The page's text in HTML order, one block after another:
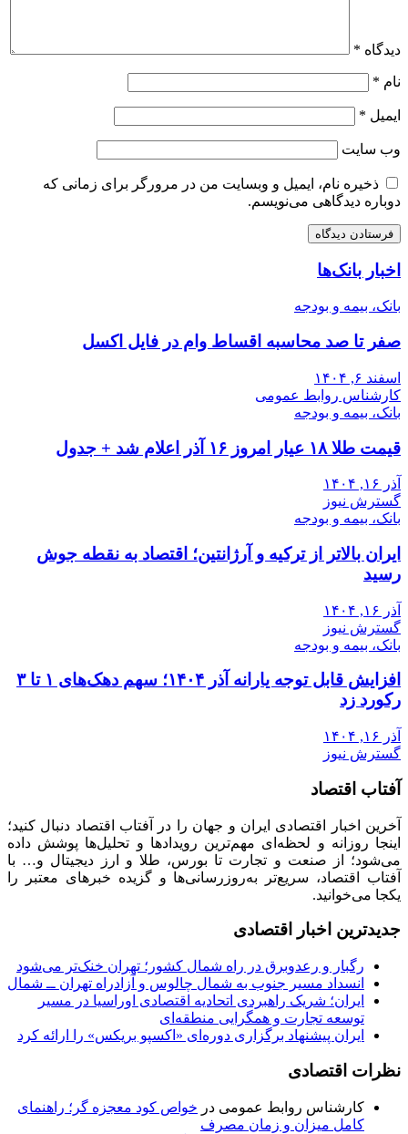
دیدگاه *
نام *
ایمیل *
وب‌ سایت
ذخیره نام، ایمیل و وبسایت من در مرورگر برای زمانی که
دوباره دیدگاهی می‌نویسم.
اخبار بانک‌ها
بانک، بیمه و بودجه
صفر تا صد محاسبه اقساط وام در فایل اکسل
اسفند ۶, ۱۴۰۴
کارشناس روابط عمومی
بانک، بیمه و بودجه
قیمت طلا ۱۸ عیار امروز ۱۶ آذر اعلام شد + جدول
آذر ۱۶, ۱۴۰۴
گسترش نیوز
بانک، بیمه و بودجه
ایران بالاتر از ترکیه و آرژانتین؛ اقتصاد به نقطه جوش
رسید
آذر ۱۶, ۱۴۰۴
گسترش نیوز
بانک، بیمه و بودجه
افزایش قابل توجه یارانه آذر ۱۴۰۴؛ سهم دهک‌های ۱ تا ۳
رکورد زد
آذر ۱۶, ۱۴۰۴
گسترش نیوز
آفتاب اقتصاد
آخرین اخبار اقتصادی ایران و جهان را در آفتاب اقتصاد دنبال کنید؛
اینجا روزانه و لحظه‌ای مهم‌ترین رویدادها و تحلیل‌ها پوشش داده
می‌شود؛ از صنعت و تجارت تا بورس، طلا و ارز دیجیتال و… با
آفتاب اقتصاد، سریع‌تر به‌روزرسانی‌ها و گزیده خبرهای معتبر را
یکجا می‌خوانید.
جدیدترین اخبار اقتصادی
رگبار و رعدوبرق در راه شمال کشور؛ تهران خنک‌تر می‌شود
انسداد مسیر جنوب به شمال چالوس و آزادراه تهران ــ شمال
ایران؛ شریک راهبردی اتحادیه اقتصادی اوراسیا در مسیر
توسعه تجارت و همگرایی منطقه‌ای
ایران پیشنهاد برگزاری دوره‌ای «اکسپو بریکس» را ارائه کرد
نظرات اقتصادی
کارشناس روابط عمومی در خواص کود معجزه گر؛ راهنمای
کامل میزان و زمان مصرف